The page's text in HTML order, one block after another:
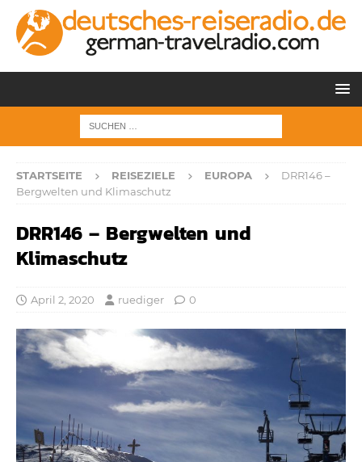
STARTSEITE REISEZIELE EUROPA
DRR146 –
Bergwelten und Klimaschutz
DRR146 – Bergwelten und
Klimaschutz
April 2, 2020 ruediger 0